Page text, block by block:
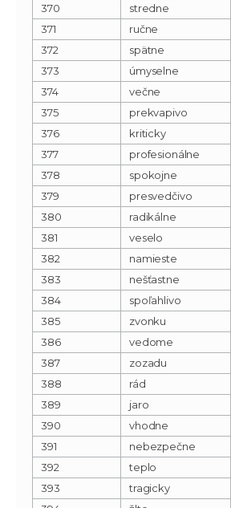
370
stredne
371
ručne
372
spätne
373
úmyselne
374
večne
375
prekvapivo
376
kriticky
377
profesionálne
378
spokojne
379
presvedčivo
380
radikálne
381
veselo
382
namieste
383
nešťastne
384
spoľahlivo
385
zvonku
386
vedome
387
zozadu
388
rád
389
jaro
390
vhodne
391
nebezpečne
392
teplo
393
tragicky